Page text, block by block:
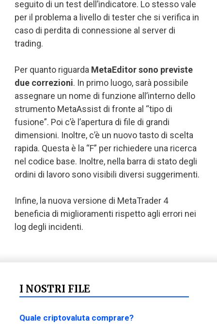
seguito di un test dell’indicatore. Lo stesso vale
per il problema a livello di tester che si verifica in
caso di perdita di connessione al server di
trading.
Per quanto riguarda MetaEditor sono previste
due correzioni. In primo luogo, sarà possibile
assegnare un nome di funzione all’interno dello
strumento MetaAssist di fronte al “tipo di
fusione”. Poi c’è l’apertura di file di grandi
dimensioni. Inoltre, c’è un nuovo tasto di scelta
rapida. Questa è la “F” per richiedere una ricerca
nel codice base. Inoltre, nella barra di stato degli
ordini di lavoro sono visibili diversi suggerimenti.
Infine, la nuova versione di MetaTrader 4
beneficia di miglioramenti rispetto agli errori nei
log degli incidenti.
I NOSTRI FILE
Quale criptovaluta comprare?